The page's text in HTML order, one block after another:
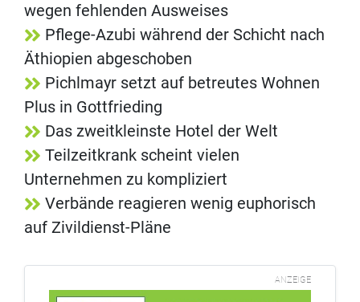
wegen fehlenden Ausweises
Pflege-Azubi während der Schicht nach
Äthiopien abgeschoben
Pichlmayr setzt auf betreutes Wohnen
Plus in Gottfrieding
Das zweitkleinste Hotel der Welt
Teilzeitkrank scheint vielen
Unternehmen zu kompliziert
Verbände reagieren wenig euphorisch
auf Zivildienst-Pläne
ANZEIGE